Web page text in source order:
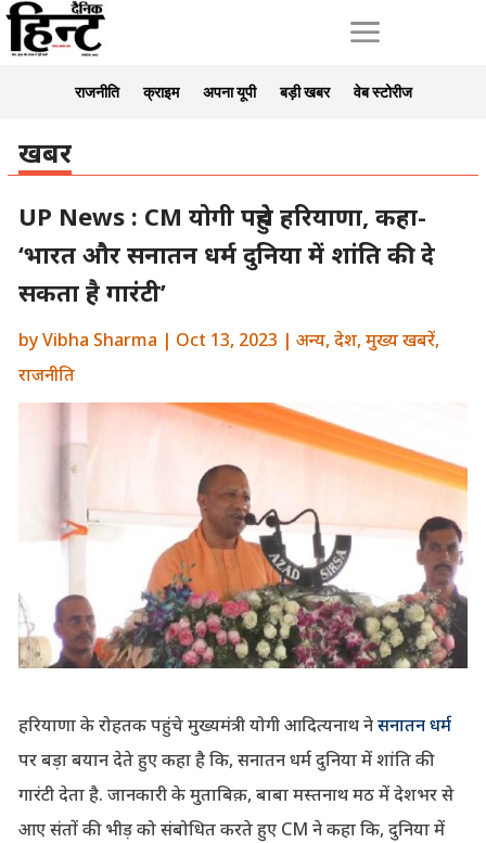
a
राजनीति क्राइम अपना यूपी बड़ी खबर वेब स्टोरीज
खबर
UP News : CM योगी पहुंचे हरियाणा, कहा-
‘भारत और सनातन धर्म दुनिया में शांति की दे
सकता है गारंटी’
byVibha Sharma | Oct 13, 2023 | अन्य,देश,मुख्य खबरें,
राजनीति
हरियाणा के रोहतक पहुंचे मुख्यमंत्री योगी आदित्यनाथ नेसनातन धर्म
पर बड़ा बयान देते हुए कहा है कि, सनातन धर्म दुनिया में शांति की
गारंटी देता है. जानकारी के मुताबिक़, बाबा मस्तनाथ मठ में देशभर से
आए संतों की भीड़ को संबोधित करते हुए CM ने कहा कि, दुनिया में